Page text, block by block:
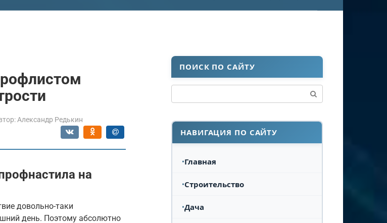
Александр Редькин
на
довольно-таки
день. Поэтому абсолютно
ПОИСК ПО САЙТУ
НАВИГАЦИЯ ПО САЙТУ
Главная
Строительство
Дача